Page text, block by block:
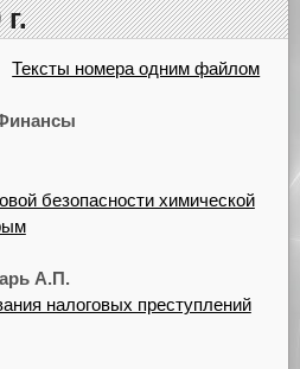
Тексты номера одним файлом
безопасности химической
А.П.
налоговых преступлений